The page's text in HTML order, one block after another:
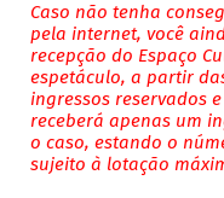
Caso não tenha
pela internet, você
recepção do Espaço
espetáculo, a partir
ingressos reservados
receberá apenas um
o caso, estando o
sujeito à lotação